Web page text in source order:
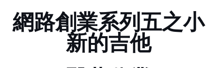
網路創業系列五之小
新的吉他